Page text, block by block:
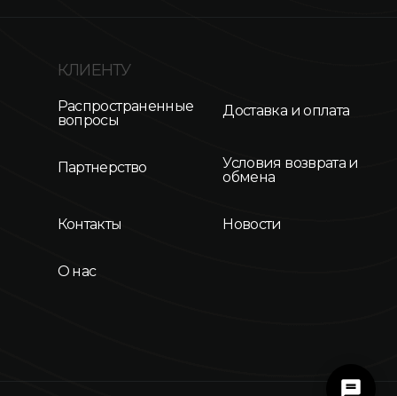
КЛИЕНТУ
Распространенные
вопросы
Доставка и оплата
Партнерство
Условия возврата и
обмена
Контакты Новости
О нас